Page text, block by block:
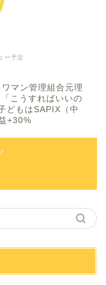
ー予定
マン管理組合元理
こうすればいいの
どもはSAPIX（中
+30%